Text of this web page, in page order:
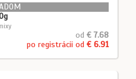
od € 7.68
po registrácii od € 6.91